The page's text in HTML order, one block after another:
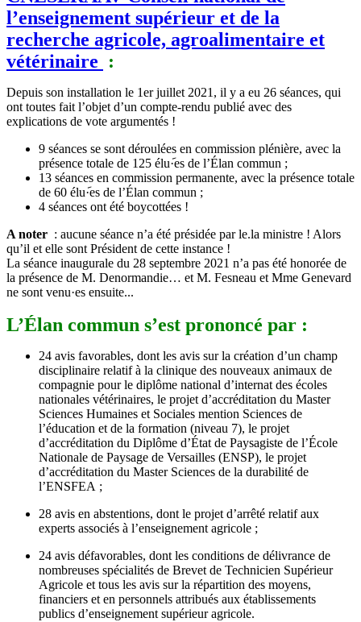
l’enseignement supérieur et de la
recherche agricole, agroalimentaire et
vétérinaire :
Depuis son installation le 1er juillet 2021, il y a eu 26 séances, qui
ont toutes fait l’objet d’un compte-rendu publié avec des
explications de vote argumentés !
9 séances se sont déroulées en commission plénière, avec la
présence totale de 125 élu݇·es de l’Élan commun ;
13 séances en commission permanente, avec la présence totale
de 60 élu݇·es de l’Élan commun ;
4 séances ont été boycottées !
A noter : aucune séance n’a été présidée par le.la ministre ! Alors
qu’il et elle sont Président de cette instance !
La séance inaugurale du 28 septembre 2021 n’a pas été honorée de
la présence de M. Denormandie… et M. Fesneau et Mme Genevard
ne sont venu·es ensuite...
L’Élan commun s’est prononcé par :
24 avis favorables, dont les avis sur la création d’un champ
disciplinaire relatif à la clinique des nouveaux animaux de
compagnie pour le diplôme national d’internat des écoles
nationales vétérinaires, le projet d’accréditation du Master
Sciences Humaines et Sociales mention Sciences de
l’éducation et de la formation (niveau 7), le projet
d’accréditation du Diplôme d’État de Paysagiste de l’École
Nationale de Paysage de Versailles (ENSP), le projet
d’accréditation du Master Sciences de la durabilité de
l’ENSFEA ;
28 avis en abstentions, dont le projet d’arrêté relatif aux
experts associés à l’enseignement agricole ;
24 avis défavorables, dont les conditions de délivrance de
nombreuses spécialités de Brevet de Technicien Supérieur
Agricole et tous les avis sur la répartition des moyens,
financiers et en personnels attribués aux établissements
publics d’enseignement supérieur agricole.